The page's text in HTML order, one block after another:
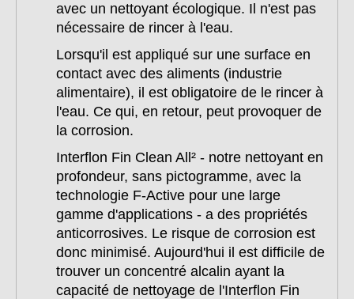
avec un nettoyant écologique. Il n'est pas
nécessaire de rincer à l'eau.
Lorsqu'il est appliqué sur une surface en
contact avec des aliments (industrie
alimentaire), il est obligatoire de le rincer à
l'eau. Ce qui, en retour, peut provoquer de
la corrosion.
Interflon Fin Clean All² - notre nettoyant en
profondeur, sans pictogramme, avec la
technologie F-Active pour une large
gamme d'applications - a des propriétés
anticorrosives. Le risque de corrosion est
donc minimisé. Aujourd'hui il est difficile de
trouver un concentré alcalin ayant la
capacité de nettoyage de l'Interflon Fin